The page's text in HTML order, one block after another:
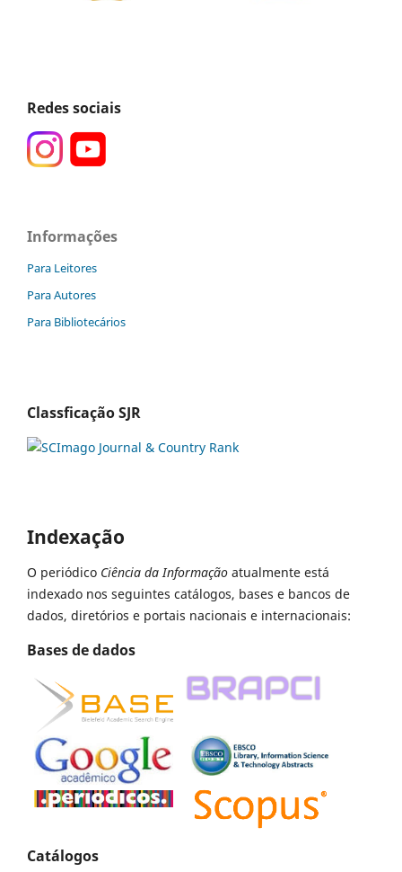
Redes sociais
Informações
Para Leitores
Para Autores
Para Bibliotecários
Classficação SJR
Indexação
O periódico Ciência da Informação atualmente está
indexado nos seguintes catálogos, bases e bancos de
dados, diretórios e portais nacionais e internacionais:
Bases de dados
Catálogos